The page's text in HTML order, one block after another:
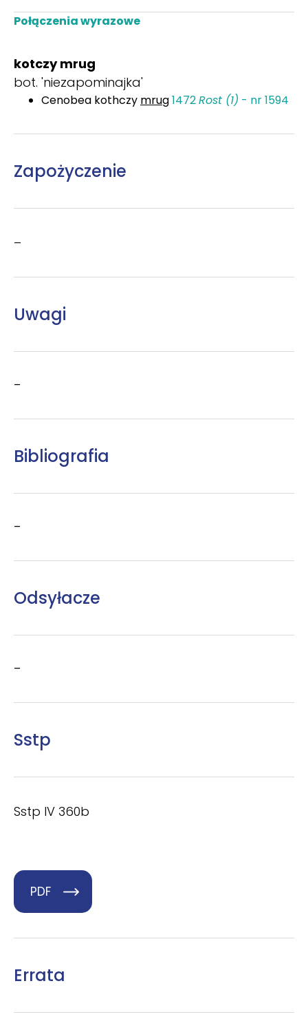
Połączenia wyrazowe
kotczy mrug
bot. 'niezapominajka'
Cenobea kothczy mrug1472Rost (1) - nr 1594
Zapożyczenie
–
Uwagi
–
Bibliografia
–
Odsyłacze
–
Sstp
Sstp IV 360b
PDF
Errata